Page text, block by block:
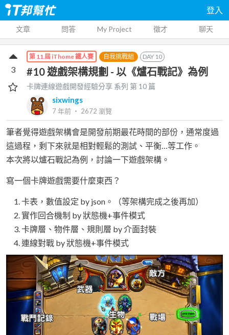
登入
文章 問答 My Project 徵才 聊天
第 11 屆 iThome 鐵人賽 自我挑戰組 DAY 10
#10 遊戲架構規劃 - 以《爐石戰記》為例
卡牌連線遊戲開發經驗分享 系列 第 10 篇
sixwings
7 年前 ‧ 2672 瀏覽
3
筆者覺得遊戲架構會是開發前期最花時間的部份，通常度過
這過程，剩下來就是相對輕鬆的測試、平衡…等工作。
本次將以爐石戰記為例，討論一下遊戲架構。
寫一個卡牌遊戲需要什麼東西？
卡表，數值設定 by json。（等架構完成之後再加）
實作回合機制 by 狀態機+事件模式
卡牌層、物件層、規則層 by 介面封裝
連線對戰 by 狀態機+事件模式